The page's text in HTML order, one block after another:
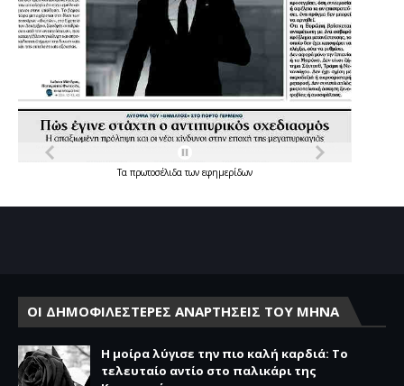
Τα πρωτοσέλιδατων εφημερίδων
ΟΙ ΔΗΜΟΦΙΛΕΣΤΕΡΕΣ ΑΝΑΡΤΗΣΕΙΣ ΤΟΥ ΜΗΝΑ
Η μοίρα λύγισε την πιο καλή καρδιά: Το
τελευταίο αντίο στο παλικάρι της